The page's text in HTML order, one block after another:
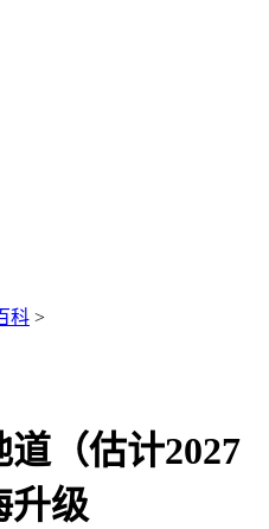
科 >
（估计2027
升级